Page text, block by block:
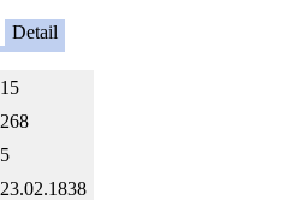
Detail
15
268
5
23.02.1838